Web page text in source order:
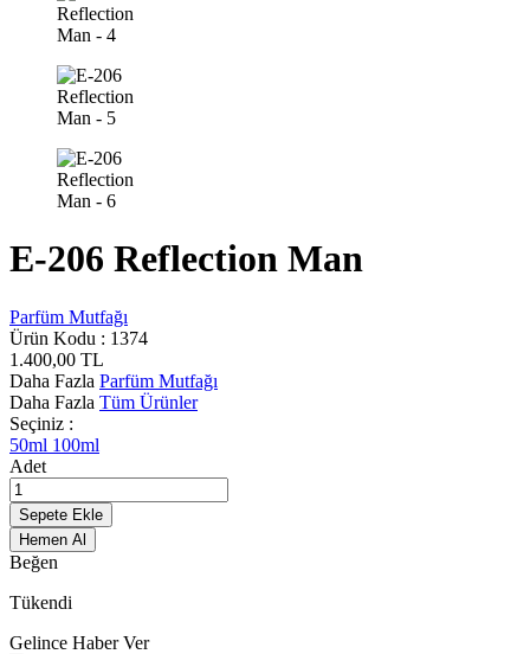
E-206 Reflection Man
Parfüm Mutfağı
Ürün Kodu : 1374
1.400,00 TL
Daha Fazla Parfüm Mutfağı
Daha Fazla Tüm Ürünler
Seçiniz :
50ml 100ml
Adet
Sepete Ekle
Hemen Al
Beğen
Tükendi
Gelince Haber Ver